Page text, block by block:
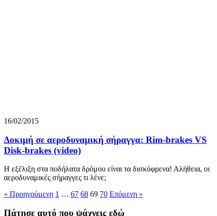
16/02/2015
Δοκιμή σε αεροδυναμική σήραγγα: Rim-brakes VS
Disk-brakes (video)
Η εξέλιξη στα ποδήλατα δρόμου είναι τα δισκόφρενα! Αλήθεια, οι
αεροδυναμικές σήραγγες τι λένε;
« Προηγούμενη 1 … 67 68 69 70 Επόμενη »
Πάτησε αυτό που ψάχνεις εδώ